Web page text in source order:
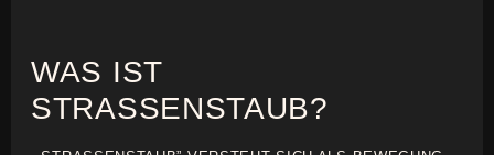
WAS IST
STRASSENSTAUB?